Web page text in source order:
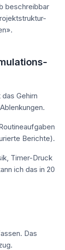
beschreibbar
Gehirn
Berichte).
Timer-Druck
ich das in 20
Das